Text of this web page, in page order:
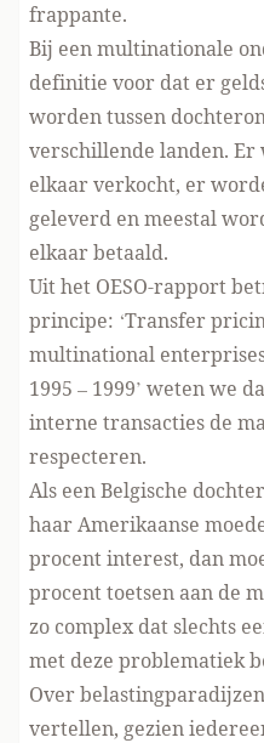
frappante.
Bij een multinationale
definitie voor dat er
worden tussen
verschillende landen. Er
elkaar verkocht, er
geleverd en meestal
elkaar betaald.
Uit het OESO-rapport
principe: ‘Transfer
multinational
1995 – 1999’ weten we
interne transacties de
respecteren.
Als een Belgische
haar Amerikaanse
procent interest, dan
procent toetsen aan de
zo complex dat slechts
met deze problematiek
Over
vertellen, gezien